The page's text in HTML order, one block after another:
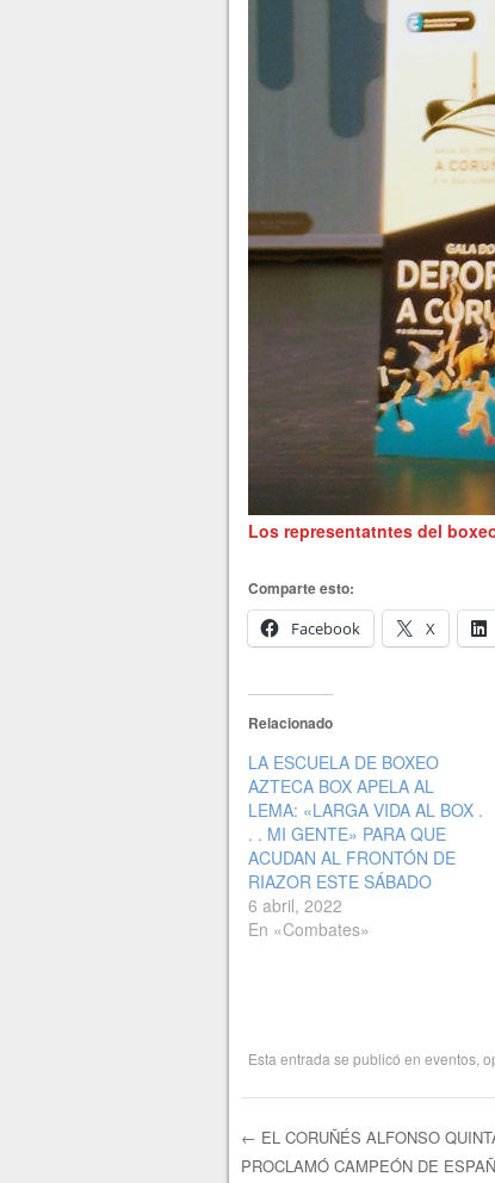
Los representatntes del
Comparte esto:
Facebook
X
Relacionado
LA ESCUELA DE BOXEO
AZTECA BOX APELA AL
LEMA: «LARGA VIDA AL BOX .
. . MI GENTE» PARA QUE
ACUDAN AL FRONTÓN DE
RIAZOR ESTE SÁBADO
6 abril, 2022
En «Combates»
Esta entrada se publicó en eventos,
← EL CORUÑÉS ALFONSO
PROCLAMÓ CAMPEÓN DE